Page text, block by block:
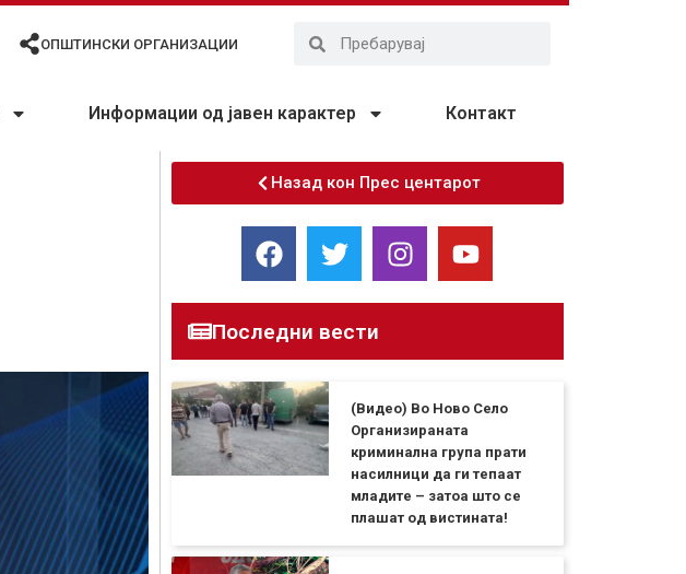
ОПШТИНСКИ ОРГАНИЗАЦИИ
Информации од јавен карактер Контакт
Назад кон Прес центарот
Последни вести
(Видео) Во Ново Село
Организираната
криминална група прати
насилници да ги тепаат
младите – затоа што се
плашат од вистината!